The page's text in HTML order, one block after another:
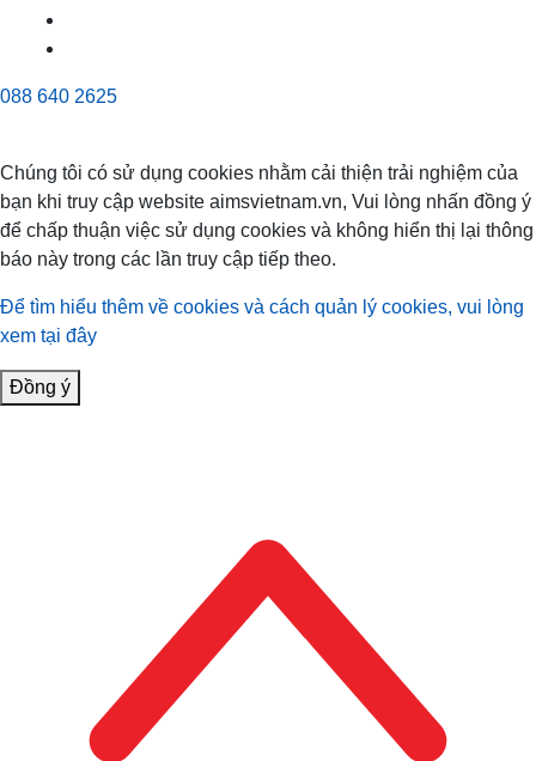
088 640 2625
Chúng tôi có sử dụng cookies nhằm cải thiện trải nghiệm của
bạn khi truy cập website aimsvietnam.vn, Vui lòng nhấn đồng ý
để chấp thuận việc sử dụng cookies và không hiển thị lại thông
báo này trong các lần truy cập tiếp theo.
Để tìm hiểu thêm về cookies và cách quản lý cookies, vui lòng
xem tại đây
Đồng ý